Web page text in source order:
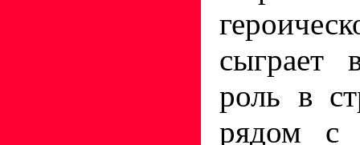
сыграет
роль в
рядом с